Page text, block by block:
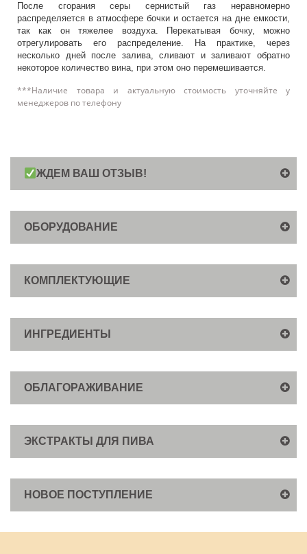
После сгорания серы сернистый газ неравномерно
распределяется в атмосфере бочки и остается на дне емкости,
так как он тяжелее воздуха. Перекатывая бочку, можно
отрегулировать его распределение. На практике, через
несколько дней после залива, сливают и заливают обратно
некоторое количество вина, при этом оно перемешивается.
***Наличие товара и актуальную стоимость уточняйте у
менеджеров по телефону
ЖДЕМ ВАШ ОТЗЫВ!
ОБОРУДОВАНИЕ
КОМПЛЕКТУЮЩИЕ
ИНГРЕДИЕНТЫ
ОБЛАГОРАЖИВАНИЕ
ЭКСТРАКТЫ ДЛЯ ПИВА
НОВОЕ ПОСТУПЛЕНИЕ